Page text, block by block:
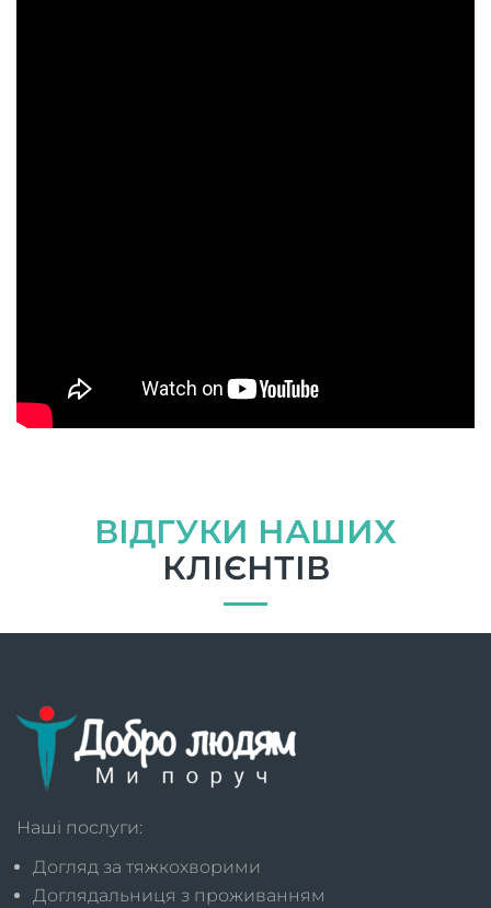
ВІДГУКИ НАШИХ
КЛІЄНТІВ
Наші послуги:
Догляд за тяжкохворими
Доглядальниця з проживанням